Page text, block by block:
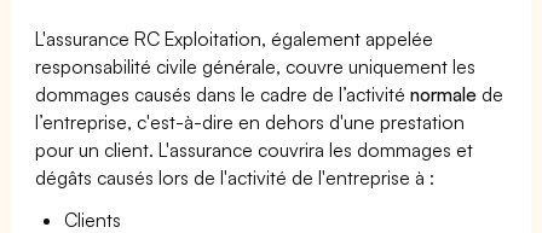
L'assurance RC Exploitation, également appelée
responsabilité civile générale, couvre uniquement les
dommages causés dans le cadre de l’activiténormale de
l’entreprise, c'est-à-dire en dehors d'une prestation
pour un client. L'assurance couvrira les dommages et
dégâts causés lors de l'activité de l'entreprise à :
Clients